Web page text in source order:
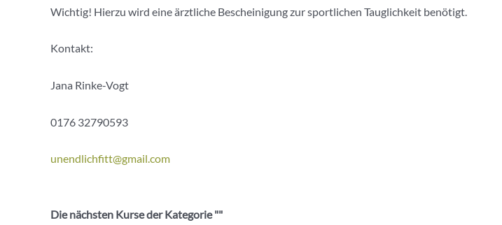
Wichtig! Hierzu wird eine ärztliche Bescheinigung zur sportlichen Tauglichkeit benötigt.
Kontakt:
Jana Rinke-Vogt
0176 32790593
unendlichfitt@gmail.com
Die nächsten Kurse der Kategorie ""